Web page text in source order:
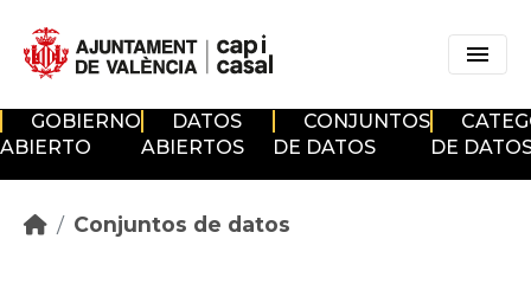
GOBIERNO
ABIERTO
DATOS
ABIERTOS
CONJUNTOS
DE DATOS
DE
Conjuntos de datos